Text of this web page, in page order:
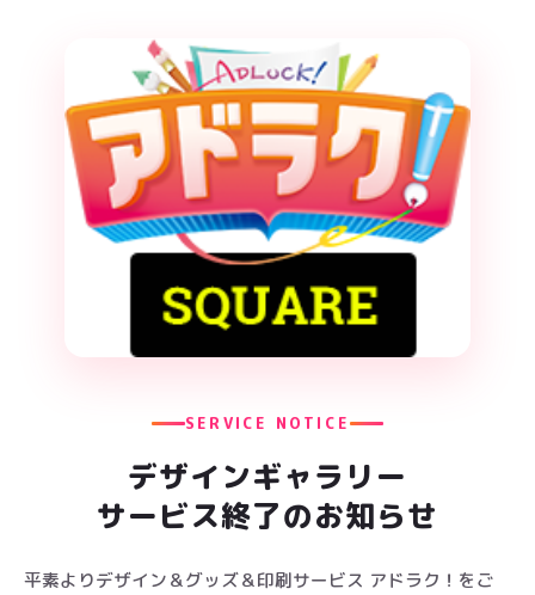
SERVICE NOTICE
デザインギャラリー
サービス終了のお知らせ
平素よりデザイン＆グッズ＆印刷サービス アドラク！をご